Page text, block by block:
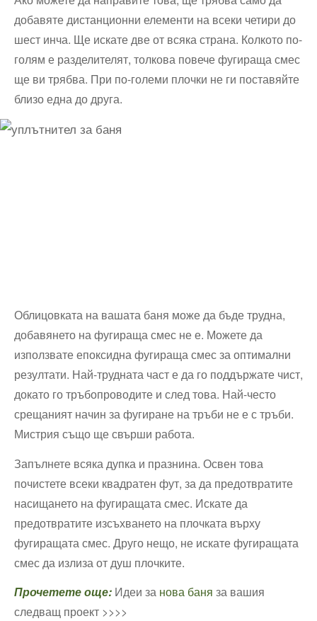
добавяте дистанционни елементи на всеки четири до
шест инча. Ще искате две от всяка страна. Колкото по-
голям е разделителят, толкова повече фугираща смес
ще ви трябва. При по-големи плочки не ги поставяйте
близо една до друга.
Облицовката на вашата баня може да бъде трудна,
добавянето на фугираща смес не е. Можете да
използвате епоксидна фугираща смес за оптимални
резултати. Най-трудната част е да го поддържате чист,
докато го тръбопроводите и след това. Най-често
срещаният начин за фугиране на тръби не е с тръби.
Мистрия също ще свърши работа.
Запълнете всяка дупка и празнина. Освен това
почистете всеки квадратен фут, за да предотвратите
насищането на фугиращата смес. Искате да
предотвратите изсъхването на плочката върху
фугиращата смес. Друго нещо, не искате фугиращата
смес да излиза от душ плочките.
Прочетете още: Идеи за нова баня за вашия
следващ проект >>>>